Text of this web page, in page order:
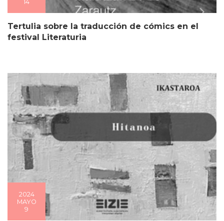
14
Tertulia sobre la traducción de cómics en el
festival Literaturia
2024
MAYO
9